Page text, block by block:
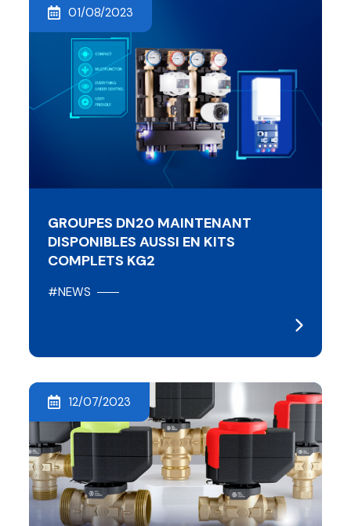
01/08/2023
GROUPES DN20 MAINTENANT
DISPONIBLES AUSSI EN KITS
COMPLETS KG2
#NEWS
12/07/2023